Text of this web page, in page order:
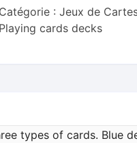
Catégorie :Jeux de
Playing cards decks
types of cards. Blue